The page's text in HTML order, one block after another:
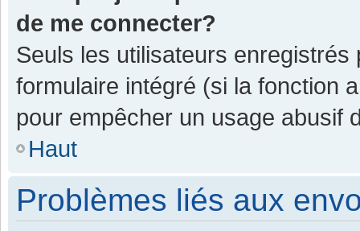
de me connecter?
Seuls les utilisateurs enregistrés
formulaire intégré (si la fonction
pour empêcher un usage abusif
Haut
Problèmes liés aux